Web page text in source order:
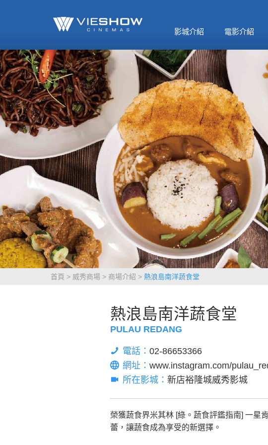
影城介紹 電影介紹
MORE
MORE
首頁 威秀商場 商場介紹 熱浪島南洋蔬食堂
熱浪島南洋蔬食堂
PULAU REDANG
電話： 02-86653366
網址： www.instagram.com/
所在影城： 新店裕隆城威秀影城
榮獲蔬食界米其林 [綠。蔬食評鑑指南] 一星
蕾，讓蔬食成為享受的新選擇。